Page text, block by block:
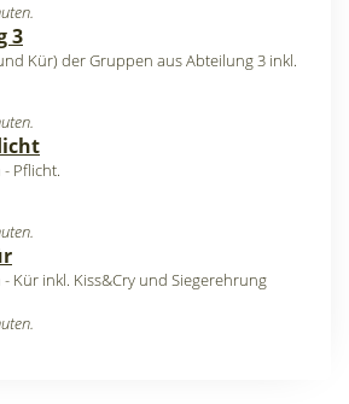
3
Kür) der Gruppen aus Abteilung 3 inkl.
Pflicht.
Kür inkl. Kiss&Cry und Siegerehrung